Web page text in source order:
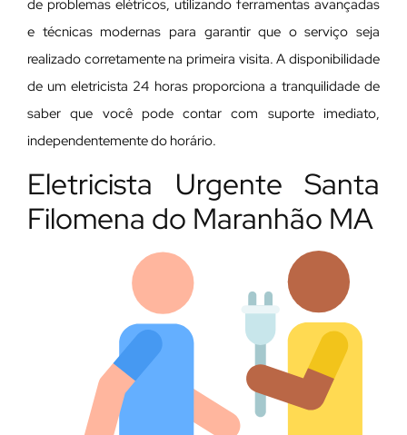
de problemas elétricos, utilizando ferramentas avançadas
e técnicas modernas para garantir que o serviço seja
realizado corretamente na primeira visita. A disponibilidade
de um eletricista 24 horas proporciona a tranquilidade de
saber que você pode contar com suporte imediato,
independentemente do horário.
Eletricista Urgente Santa
Filomena do Maranhão MA